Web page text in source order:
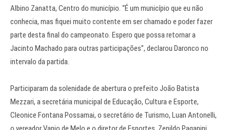
Albino Zanatta, Centro do município. “É um município que eu não
conhecia, mas fiquei muito contente em ser chamado e poder fazer
parte desta final do campeonato. Espero que possa retornar a
Jacinto Machado para outras participações”, declarou Daronco no
intervalo da partida.
Participaram da solenidade de abertura o prefeito João Batista
Mezzari, a secretária municipal de Educação, Cultura e Esporte,
Cleonice Fontana Possamai, o secretário de Turismo, Luan Antonelli,